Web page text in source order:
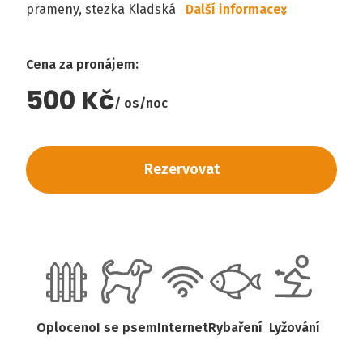
prameny, stezka Kladská
Další informace
Cena za pronájem:
500 Kč os/noc
Rezervovat
OplocenoI se psemInternetRybaření Lyžování